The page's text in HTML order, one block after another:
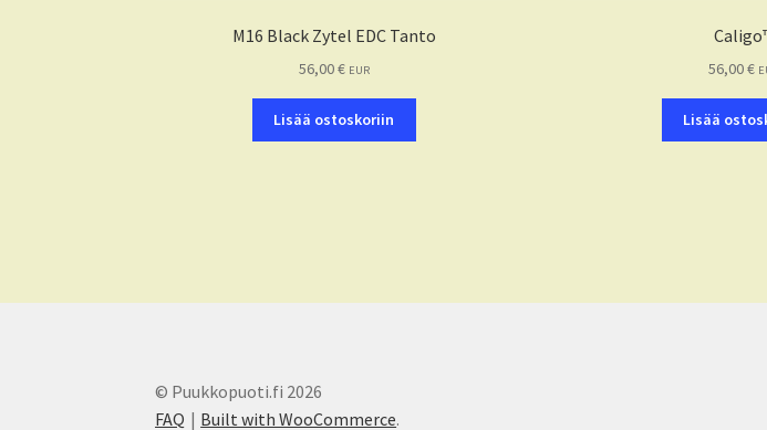
M16 Black Zytel EDC Tanto
56,00€ EUR
Lisää ostoskoriin
56,00€
Lisää
© Puukkopuoti.fi 2026
FAQ
Built with WooCommerce.